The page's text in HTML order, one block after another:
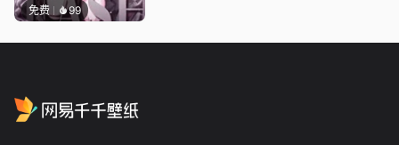
免费 99